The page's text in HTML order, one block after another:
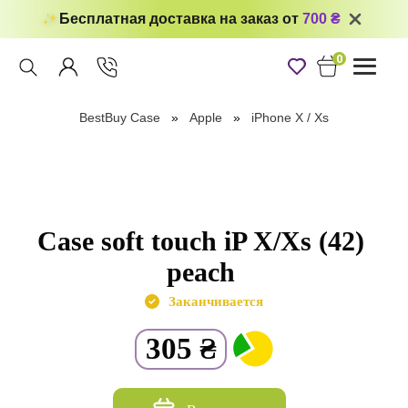
Бесплатная доставка на заказ от 700 ₴
0
Toggle
BestBuy Case Apple iPhone X / Xs
Case soft touch iP X/Xs (42)
peach
Заканчивается
305 ₴